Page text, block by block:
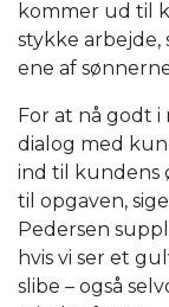
kommer ud til
stykke arbejde,
ene af
For at nå godt
dialog med
ind til kundens
til opgaven,
Pedersen
hvis vi ser et
slibe – også